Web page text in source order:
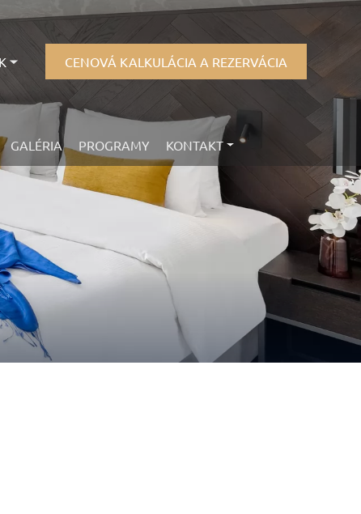
CENOVÁ KALKULÁCIA A REZERVÁCIA
GALÉRIA PROGRAMY KONTAKT